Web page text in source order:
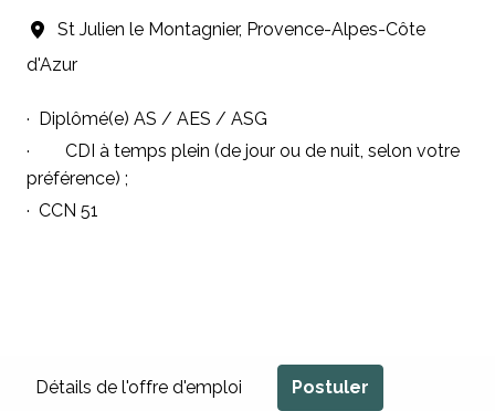
St Julien le Montagnier, Provence-Alpes-Côte
d'Azur
· Diplômé(e) AS / AES / ASG
· CDI à temps plein (de jour ou de nuit, selon votre
préférence) ;
· CCN 51
Détails de l'offre d'emploi Postuler